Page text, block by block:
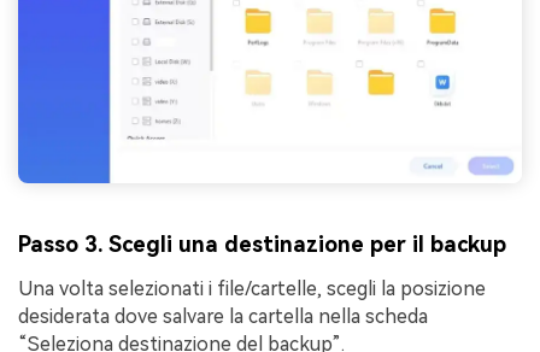
Passo 3. Scegli una destinazione per il backup
Una volta selezionati i file/cartelle, scegli la posizione
desiderata dove salvare la cartella nella scheda
“Seleziona destinazione del backup”.